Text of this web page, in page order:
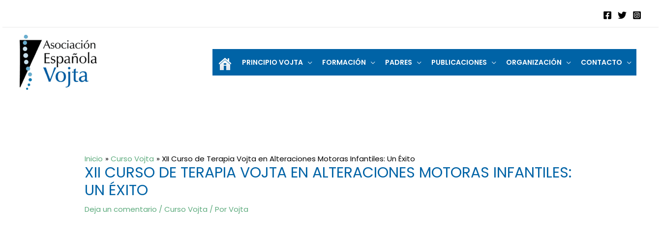
PRINCIPIO VOJTA FORMACIÓN PADRES PUBLICACIONES ORGANIZACIÓN CONTACTO
Inicio Curso Vojta XII Curso de Terapia Vojta en Alteraciones Motoras Infantiles: Un Éxito
XII CURSO DE TERAPIA VOJTA EN ALTERACIONES MOTORAS INFANTILES:
UN ÉXITO
Deja un comentario /Curso Vojta / PorVojta